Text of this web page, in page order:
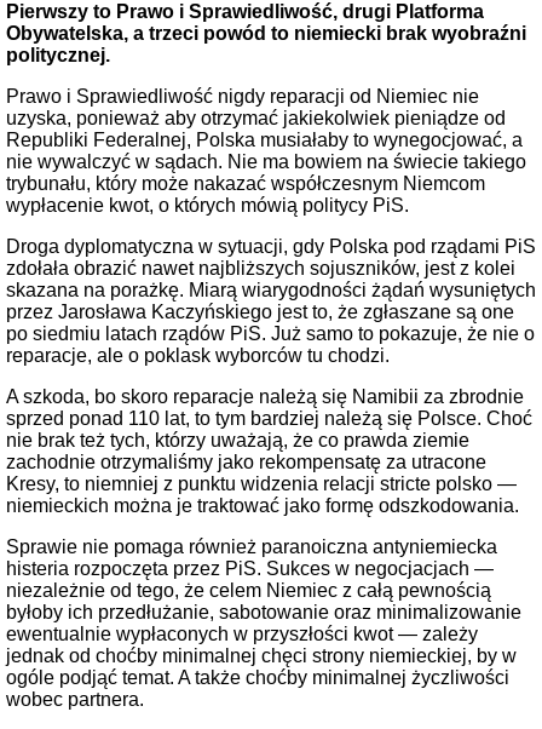
Pierwszy to Prawo i Sprawiedliwość, drugi Platforma
Obywatelska, a trzeci powód to niemiecki brak wyobraźni
politycznej.
Prawo i Sprawiedliwość nigdy reparacji od Niemiec nie
uzyska, ponieważ aby otrzymać jakiekolwiek pieniądze od
Republiki Federalnej, Polska musiałaby to wynegocjować, a
nie wywalczyć w sądach. Nie ma bowiem na świecie takiego
trybunału, który może nakazać współczesnym Niemcom
wypłacenie kwot, o których mówią politycy PiS.
Droga dyplomatyczna w sytuacji, gdy Polska pod rządami PiS
zdołała obrazić nawet najbliższych sojuszników, jest z kolei
skazana na porażkę. Miarą wiarygodności żądań wysuniętych
przez Jarosława Kaczyńskiego jest to, że zgłaszane są one
po siedmiu latach rządów PiS. Już samo to pokazuje, że nie o
reparacje, ale o poklask wyborców tu chodzi.
A szkoda, bo skoro reparacje należą się Namibii za zbrodnie
sprzed ponad 110 lat, to tym bardziej należą się Polsce. Choć
nie brak też tych, którzy uważają, że co prawda ziemie
zachodnie otrzymaliśmy jako rekompensatę za utracone
Kresy, to niemniej z punktu widzenia relacji stricte polsko —
niemieckich można je traktować jako formę odszkodowania.
Sprawie nie pomaga również paranoiczna antyniemiecka
histeria rozpoczęta przez PiS. Sukces w negocjacjach —
niezależnie od tego, że celem Niemiec z całą pewnością
byłoby ich przedłużanie, sabotowanie oraz minimalizowanie
ewentualnie wypłaconych w przyszłości kwot — zależy
jednak od choćby minimalnej chęci strony niemieckiej, by w
ogóle podjąć temat. A także choćby minimalnej życzliwości
wobec partnera.